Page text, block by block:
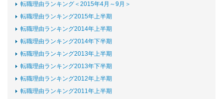
転職理由ランキング＜2015年4月～9月＞
転職理由ランキング2015年上半期
転職理由ランキング2014年上半期
転職理由ランキング2014年下半期
転職理由ランキング2013年上半期
転職理由ランキング2013年下半期
転職理由ランキング2012年上半期
転職理由ランキング2011年上半期